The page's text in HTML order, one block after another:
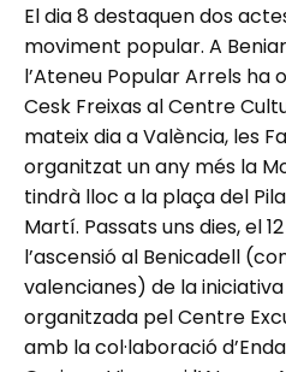
El dia 8 destaquen dos
moviment popular. A
l’Ateneu Popular Arrels
Cesk Freixas al Centre
mateix dia a València, les
organitzat un any més la
tindrà lloc a la plaça del
Martí. Passats uns dies, el
l’ascensió al Benicadell
valencianes) de la iniciativa
organitzada pel Centre
amb la col·laboració